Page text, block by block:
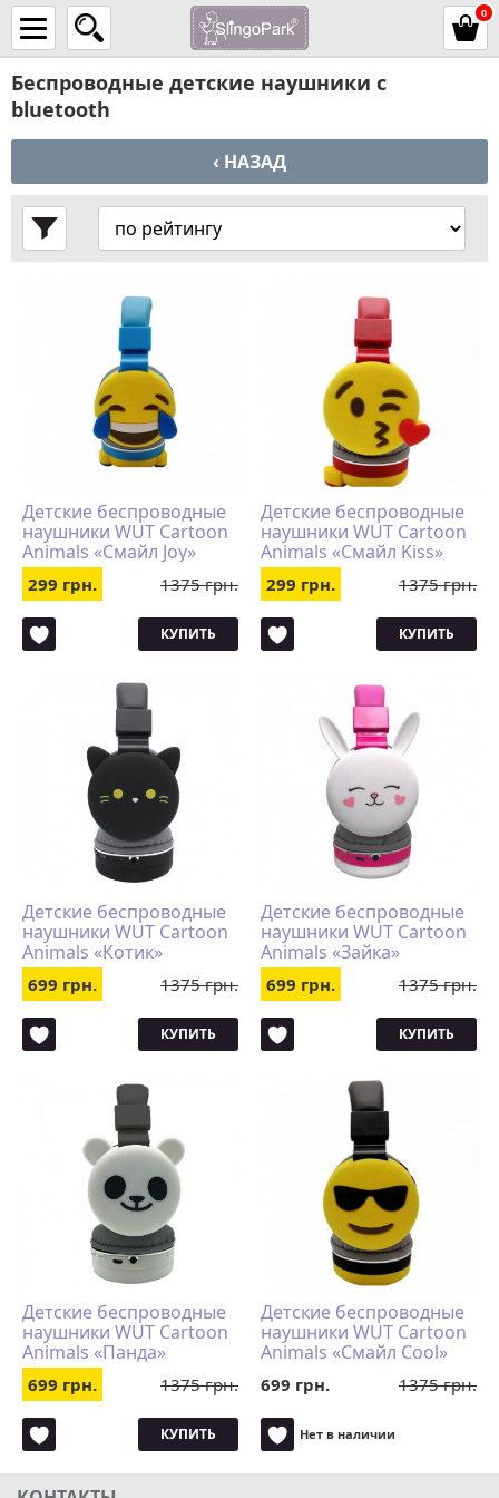
0
Беспроводные детские наушники с
bluetooth
‹ НАЗАД
Детские беспроводные
наушники WUT Cartoon
Animals «Смайл Joy»
299 грн. 1375 грн.
КУПИТЬ
Детские беспроводные
наушники WUT Cartoon
Animals «Смайл Kiss»
299 грн. 1375 грн.
КУПИТЬ
Детские беспроводные
наушники WUT Cartoon
Animals «Котик»
699 грн. 1375 грн.
КУПИТЬ
Детские беспроводные
наушники WUT Cartoon
Animals «Зайка»
699 грн. 1375 грн.
КУПИТЬ
Детские беспроводные
наушники WUT Cartoon
Animals «Панда»
699 грн. 1375 грн.
КУПИТЬ
Детские беспроводные
наушники WUT Cartoon
Animals «Смайл Cool»
699 грн. 1375 грн.
Нет в наличии